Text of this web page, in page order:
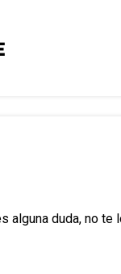
alguna duda, no